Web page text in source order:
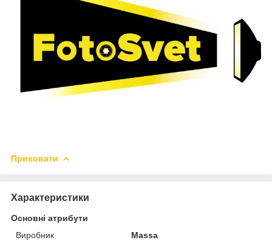
Приховати
Характеристики
Основні атрибути
Виробник
Massa